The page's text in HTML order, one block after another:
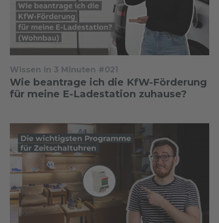
Wissen in 3 Minuten #021
Wie beantrage ich die KfW-Förderung
für meine E-Ladestation zuhause?